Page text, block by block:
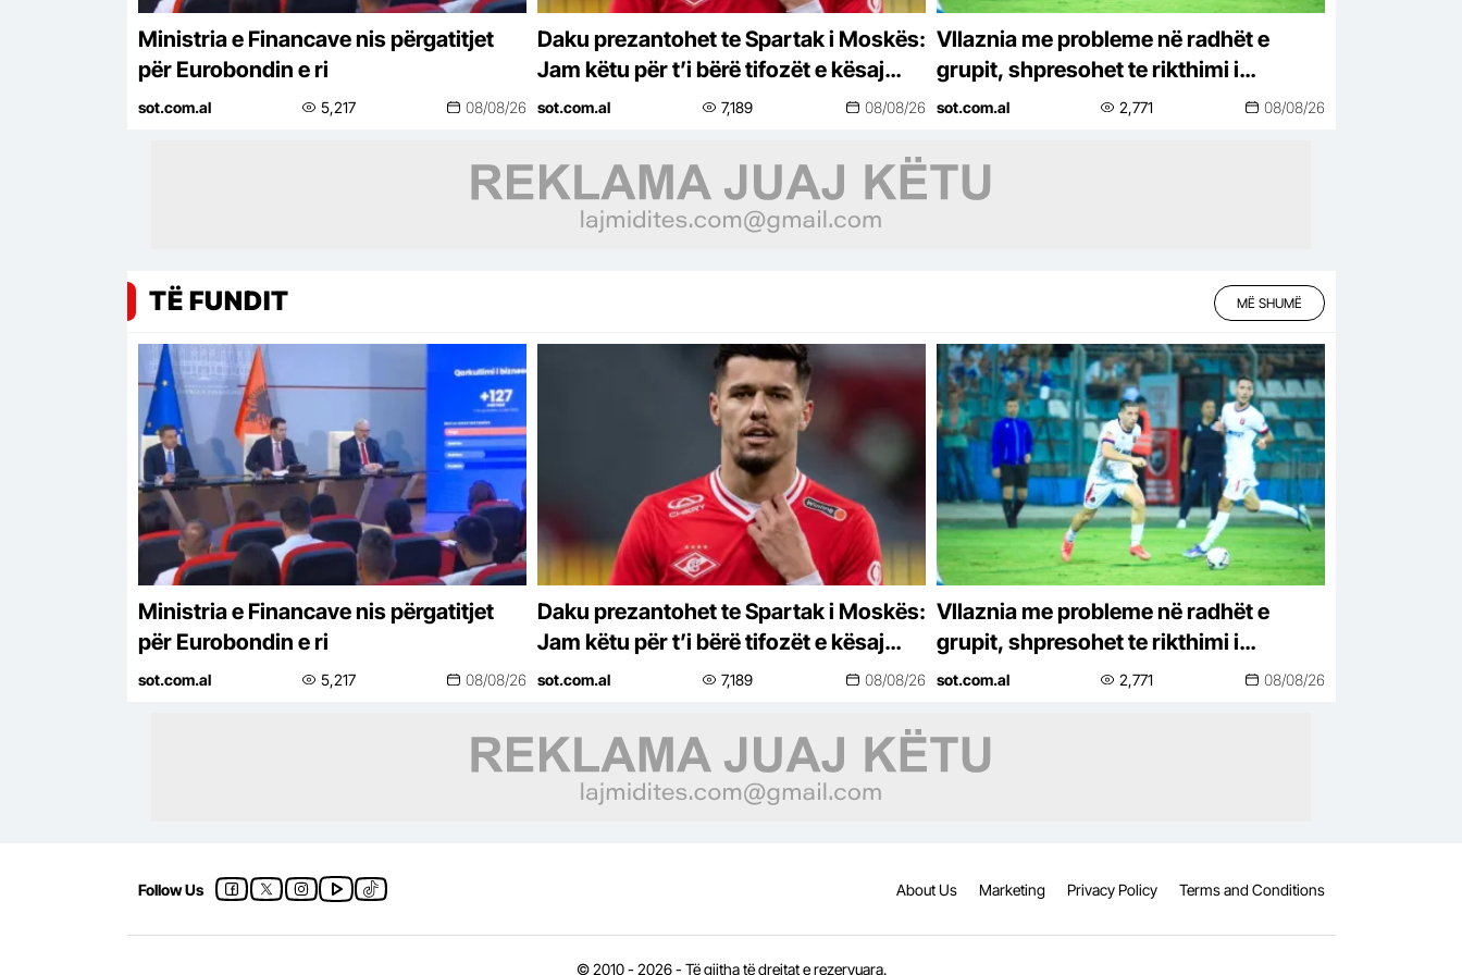
Ministria e Financave nis përgatitjet
për Eurobondin e ri
sot.com.al 5,217 08/08/26
Daku prezantohet te Spartak i Moskës:
Jam këtu për t’i bërë tifozët e kësaj
skuadre krenarë
sot.com.al 7,189 08/08/26
Vllaznia me probleme në radhët e
grupit, shpresohet te rikthimi i
Kastratit
sot.com.al 2,771 08/08/26
TË FUNDIT MË SHUMË
Ministria e Financave nis përgatitjet
për Eurobondin e ri
sot.com.al 5,217 08/08/26
Daku prezantohet te Spartak i Moskës:
Jam këtu për t’i bërë tifozët e kësaj
skuadre krenarë
sot.com.al 7,189 08/08/26
Vllaznia me probleme në radhët e
grupit, shpresohet te rikthimi i
Kastratit
sot.com.al 2,771 08/08/26
Follow Us About Us Marketing Privacy Policy Terms and Conditions
© 2010 - 2026 - Të gjitha të drejtat e rezervuara.